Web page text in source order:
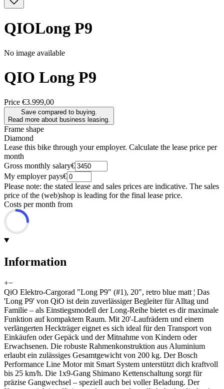
QIOLong P9
No image available
QIO Long P9
Price €3.999,00
Save compared to buying.
Read more about business leasing.
Frame shape
Diamond
Lease this bike through your employer. Calculate the lease price per
month
Gross monthly salary€
My employer pays€
Please note: the stated lease and sales prices are indicative. The sales
price of the (web)shop is leading for the final lease price.
Costs per month from
Information
+−
QiO Elektro-Cargorad "Long P9" (#1), 20", retro blue matt ¦ Das
'Long P9' von QiO ist dein zuverlässiger Begleiter für Alltag und
Familie – als Einstiegsmodell der Long-Reihe bietet es dir maximale
Funktion auf kompaktem Raum. Mit 20'-Laufrädern und einem
verlängerten Heckträger eignet es sich ideal für den Transport von
Einkäufen oder Gepäck und der Mitnahme von Kindern oder
Erwachsenen. Die robuste Rahmenkonstruktion aus Aluminium
erlaubt ein zulässiges Gesamtgewicht von 200 kg. Der Bosch
Performance Line Motor mit Smart System unterstützt dich kraftvoll
bis 25 km/h. Die 1x9-Gang Shimano Kettenschaltung sorgt für
präzise Gangwechsel – speziell auch bei voller Beladung. Der